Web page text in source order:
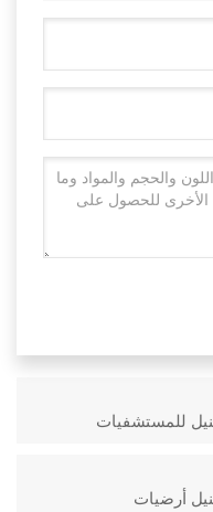
للمستشفيات
أرضيات